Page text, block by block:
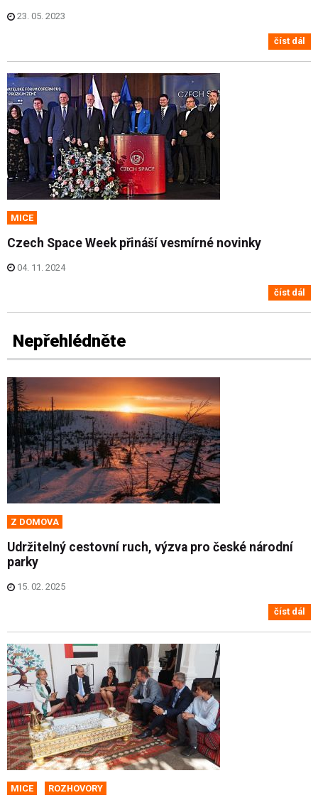
23. 05. 2023
číst dál
MICE
Czech Space Week přináší vesmírné novinky
04. 11. 2024
číst dál
Nepřehlédněte
Z DOMOVA
Udržitelný cestovní ruch, výzva pro české národní
parky
15. 02. 2025
číst dál
MICE ROZHOVORY